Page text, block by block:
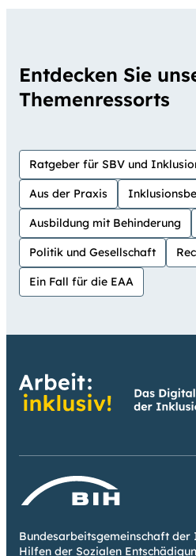
Entdecken Sie
Themenressorts
Ratgeber für SBV und
Aus der Praxis
Ausbildung mit Behinderung
Politik und Gesellschaft
Ein Fall für die EAA
Bundesarbeitsgemeinschaft der
Hilfen der Sozialen